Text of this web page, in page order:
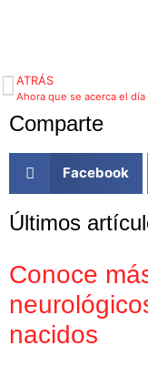
ATRÁS
Comparte
Facebook
Últimos
Conoce
nacidos